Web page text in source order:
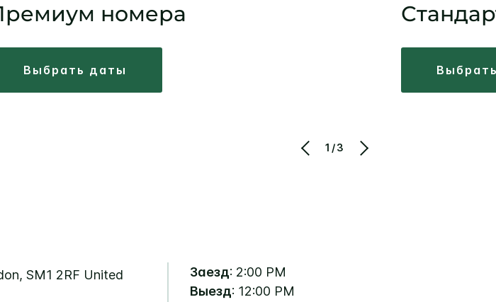
номера
выбрать даты
1/3
, SM1 2RF United
Заезд: 2:00 PM
Выезд: 12:00 PM